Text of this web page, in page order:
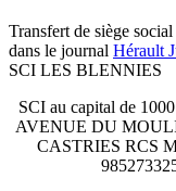
Transfert de siège
dans le journal Hérault
SCI LES BLENNIES
SCI au capital de
AVENUE DU
CASTRIES RCS